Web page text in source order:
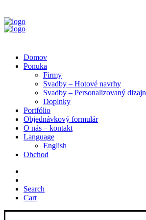
Domov
Ponuka
Firmy
Svadby – Hotové navrhy
Svadby – Personalizovaný dizajn
Doplnky
Portfólio
Objednávkový formulár
O nás – kontakt
Language
English
Obchod
Search
Cart